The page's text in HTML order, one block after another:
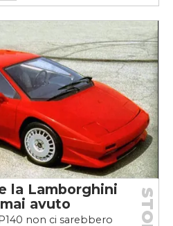
la Lamborghini
avuto
non ci sarebbero